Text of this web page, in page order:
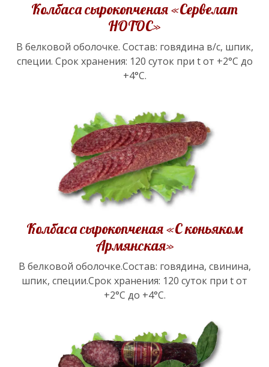
Колбаса сырокопченая «Сервелат
НОТОС»
В белковой оболочке. Состав: говядина в/с, шпик,
специи. Срок хранения: 120 суток при t от +2°С до
+4°С.
Колбаса сырокопченая «С коньяком
Армянская»
В белковой оболочке.Состав: говядина, свинина,
шпик, специи.Срок хранения: 120 суток при t от
+2°С до +4°С.